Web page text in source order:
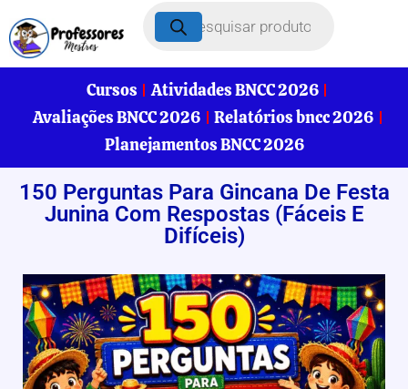
Cursos
Atividades BNCC 2026
Avaliações BNCC 2026
Relatórios bncc 2026
Planejamentos BNCC 2026
150 Perguntas Para Gincana De Festa
Junina Com Respostas (Fáceis E
Difíceis)